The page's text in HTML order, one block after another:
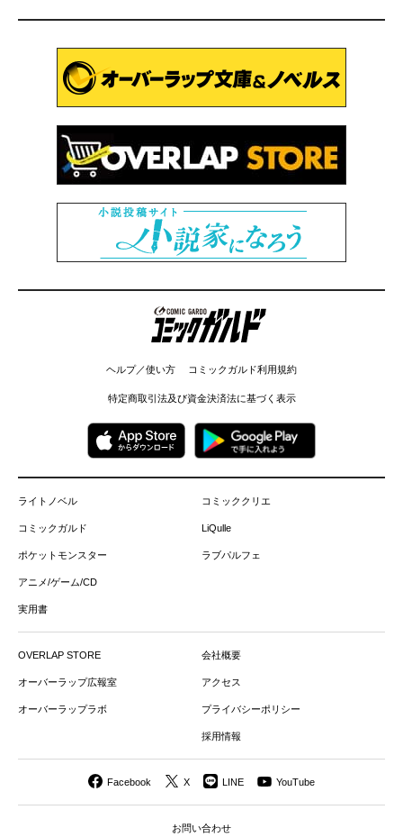
コミックガルド
ヘルプ／使い方 コミックガルド利用規約
特定商取引法及び資金決済法に基づく表示
ライトノベル
コミックガルド
ポケットモンスター
アニメ/ゲーム/CD
実用書
コミッククリエ
LiQulle
ラブパルフェ
OVERLAP STORE
オーバーラップ広報室
オーバーラップラボ
会社概要
アクセス
プライバシーポリシー
採用情報
Facebook X LINE YouTube
お問い合わせ